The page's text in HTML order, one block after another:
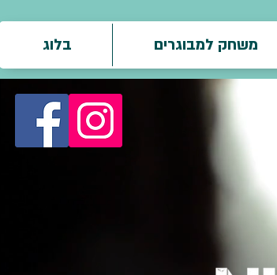
בלוג משחק למבוגרים